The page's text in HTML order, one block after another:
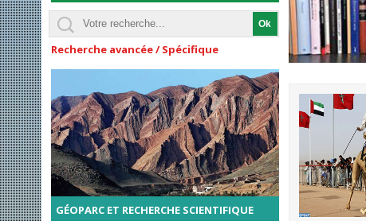
Recherche avancée / Spécifique
GÉOPARC ET RECHERCHE SCIENTIFIQUE